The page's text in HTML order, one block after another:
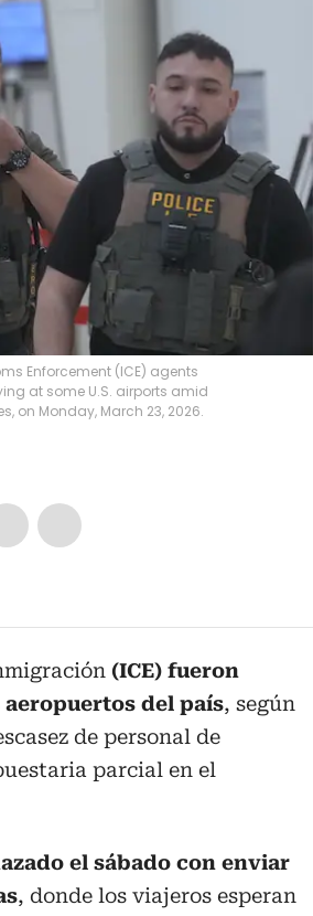
Enforcement (ICE) agents
at some U.S. airports amid
on Monday, March 23, 2026.
(ICE) fueron
del país, según
de personal de
parcial en el
el sábado con enviar
, donde los viajeros esperan